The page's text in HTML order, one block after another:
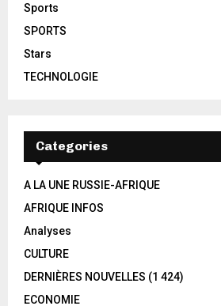
Sports
SPORTS
Stars
TECHNOLOGIE
Categories
A LA UNE RUSSIE-AFRIQUE
AFRIQUE INFOS
Analyses
CULTURE
DERNIÈRES NOUVELLES (1 424)
ECONOMIE